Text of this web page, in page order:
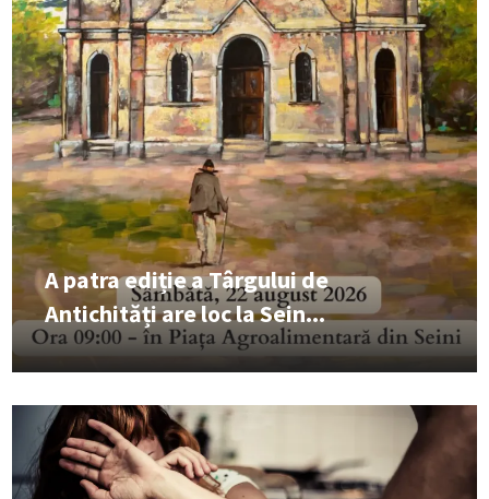
A patra ediție a Târgului de
Antichități are loc la Sein...